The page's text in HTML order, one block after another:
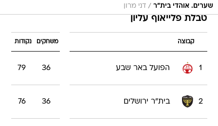
שערים. אוהדי בית"ר / דני מרון
טבלת פלייאוף עליון
קבוצה משחקים נקודות
1 הפועל באר שבע 36
79
2 בית"ר ירושלים 36
76